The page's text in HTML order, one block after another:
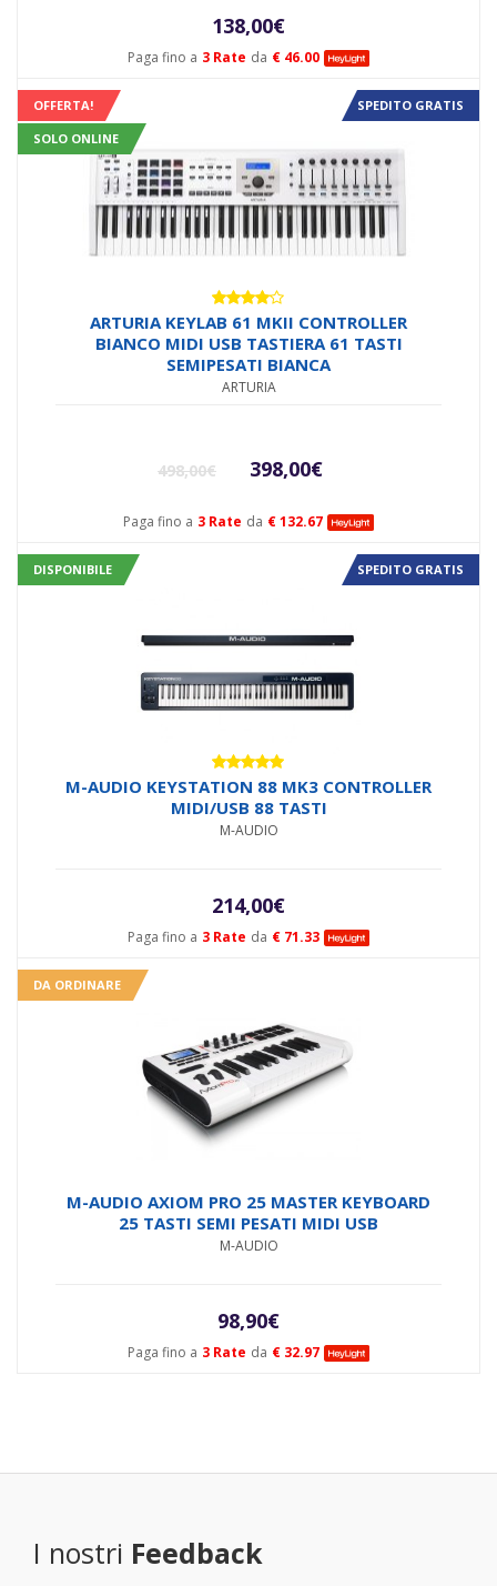
Paga fino a 3 Rate da € 46.00
138,00€
OFFERTA!
SOLO ONLINE
SPEDITO GRATIS
Paga fino a 3 Rate da € 132.67
Valutato
4.00 su
5
ARTURIA KEYLAB 61 MKII CONTROLLER
BIANCO MIDI USB TASTIERA 61 TASTI
SEMIPESATI BIANCA
ARTURIA
498,00€
Il
prezzo
originale
era:
498,00€.
398,00€
prezzo
è:
DISPONIBILE SPEDITO GRATIS
Paga fino a 3 Rate da € 71.33
Valutato
5.00su 5
M-AUDIO KEYSTATION 88 MK3 CONTROLLER
MIDI/USB 88 TASTI
M-AUDIO
214,00€
DA ORDINARE
Paga fino a 3 Rate da € 32.97
M-AUDIO AXIOM PRO 25 MASTER KEYBOARD
25 TASTI SEMI PESATI MIDI USB
M-AUDIO
98,90€
I nostri Feedback